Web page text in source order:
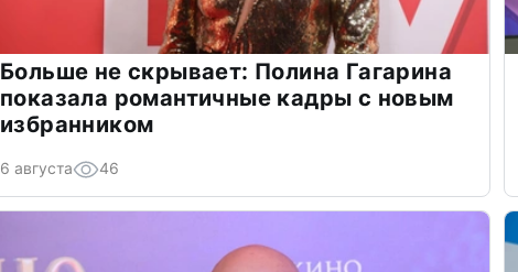
Больше не скрывает: Полина Гагарина
показала романтичные кадры с новым
избранником
6 августа 46